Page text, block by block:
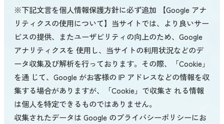
※下記文言を個人情報保護方針に必ず追加 【Google アナ
リティクスの使用について】当サイトでは、より良いサー
ビスの提供、またユーザビリティの向上のため、Google
アナリティクスを 使用し、当サイトの利用状況などのデ
ータ収集及び解析を行っております。その際、「Cookie」
を通 じて、Google がお客様の IP アドレスなどの情報を収
集する場合がありますが、「Cookie」で収集さ れる情報
は個人を特定できるものではありません。
収集されたデータは Google のプライバシーポリシーにお